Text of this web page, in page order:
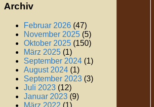
Archiv
Februar 2026 (47)
November 2025 (5)
Oktober 2025 (150)
März 2025 (1)
September 2024 (1)
August 2024 (1)
September 2023 (3)
Juli 2023 (12)
Januar 2023 (9)
März 2022 (1)